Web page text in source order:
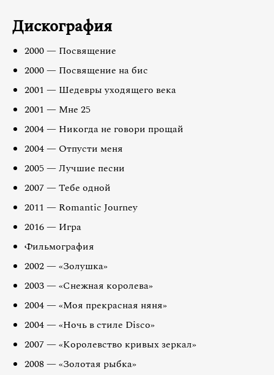
Дискография
2000 — Посвящение
2000 — Посвящение на бис
2001 — Шедевры уходящего века
2001 — Мне 25
2004 — Никогда не говори прощай
2004 — Отпусти меня
2005 — Лучшие песни
2007 — Тебе одной
2011 — Romantic Journey
2016 — Игра
Фильмография
2002 — «Золушка»
2003 — «Снежная королева»
2004 — «Моя прекрасная няня»
2004 — «Ночь в стиле Disco»
2007 — «Королевство кривых зеркал»
2008 — «Золотая рыбка»